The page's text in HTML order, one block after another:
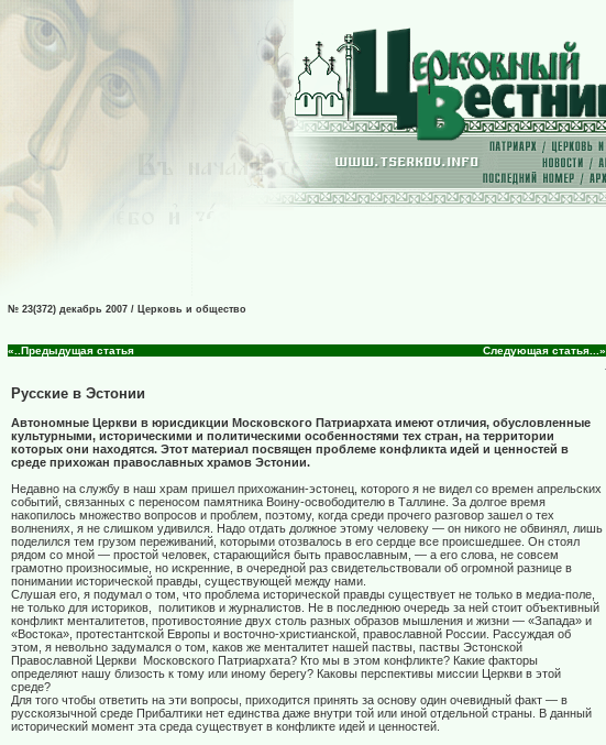
№ 23(372) декабрь 2007 / Церковь и общество
«..Предыдущая статья Следующая статья...»
Русские в Эстонии
Автономные Церкви в юрисдикции Московского Патриархата имеют отличия, обусловленные
культурными, историческими и политическими особенностями тех стран, на территории
которых они находятся. Этот материал посвящен проблеме конфликта идей и ценностей в
среде прихожан православных храмов Эстонии.
Недавно на службу в наш храм пришел прихожанин-эстонец, которого я не видел со времен апрельских
событий, связанных с переносом памятника Воину-освободителю в Таллине. За долгое время
накопилось множество вопросов и проблем, поэтому, когда среди прочего разговор зашел о тех
волнениях, я не слишком удивился. Надо отдать должное этому человеку — он никого не обвинял, лишь
поделился тем грузом переживаний, которыми отозвалось в его сердце все происшедшее. Он стоял
рядом со мной — простой человек, старающийся быть православным, — а его слова, не совсем
грамотно произносимые, но искренние, в очередной раз свидетельствовали об огромной разнице в
понимании исторической правды, существующей между нами.
Слушая его, я подумал о том, что проблема исторической правды существует не только в медиа-поле,
не только для историков,
политиков и журналистов. Не в последнюю очередь за ней стоит объективный
конфликт менталитетов, противостояние двух столь разных образов мышления и жизни — «Запада» и
«Востока», протестантской Европы и восточно-христианской, православной России. Рассуждая об
этом, я невольно задумался о том, каков же менталитет нашей паствы, паствы Эстонской
Православной Церкви Московского Патриархата? Кто мы в этом конфликте? Какие факторы
определяют нашу близость к тому или иному берегу? Каковы перспективы миссии Церкви в этой
среде?
Для того чтобы ответить на эти вопросы, приходится принять за основу один очевидный факт — в
русскоязычной среде Прибалтики нет единства даже внутри той или иной отдельной страны. В данный
исторический момент эта среда существует в конфликте идей и ценностей.